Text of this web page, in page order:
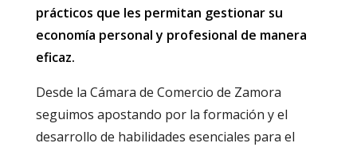
prácticos que les permitan gestionar su
economía personal y profesional de manera
eficaz.
Desde la Cámara de Comercio de Zamora
seguimos apostando por la formación y el
desarrollo de habilidades esenciales para el